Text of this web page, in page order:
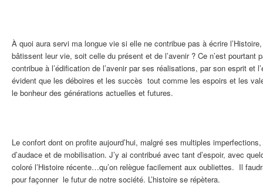
À quoi aura servi ma longue vie si elle ne contribue pas à écrire
bâtissent leur vie, soit celle du présent et de l’avenir ? Ce n’est
contribue à l’édification de l’avenir par ses réalisations, par son esprit et
évident que les déboires et les succès tout comme les espoirs et les
le bonheur des générations actuelles et futures.
Le confort dont on profite aujourd’hui, malgré ses multiples
d’audace et de mobilisation. J’y ai contribué avec tant d’espoir, avec
coloré l’Histoire récente…qu’on relègue facilement aux oubliettes. Il
pour façonner le futur de notre société. L’histoire se répètera.